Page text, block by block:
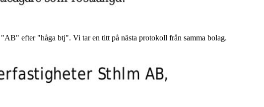
efter "håga btj". Vi tar en titt på nästa protokoll från samma bolag.